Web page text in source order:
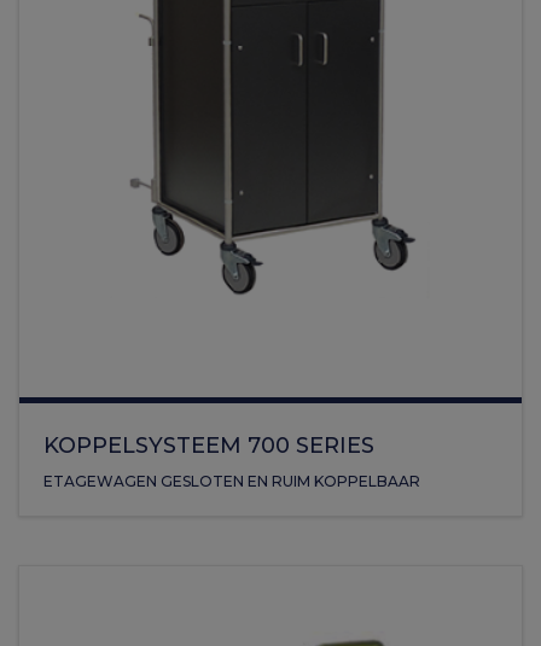
KOPPELSYSTEEM 700 SERIES
ETAGEWAGEN GESLOTEN EN RUIM KOPPELBAAR